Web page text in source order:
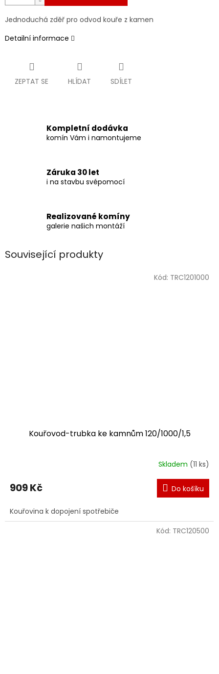
Jednoduchá zděř pro odvod kouře z kamen
Detailní informace
ZEPTAT SE HLÍDAT SDÍLET
Kompletní dodávka
komín Vám i namontujeme
Záruka 30 let
i na stavbu svépomocí
Realizované komíny
galerie našich montáží
Související produkty
Kouřovod-trubka ke kamnům 120/1000/1,5
Skladem (11 ks)
909 Kč Do košíku
Kouřovina k dopojení spotřebiče
Kód: TRC1201000
Kód: TRC120500